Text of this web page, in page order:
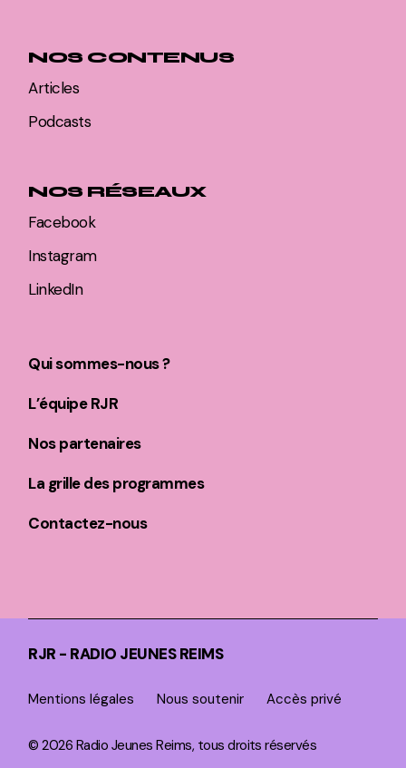
NOS CONTENUS
Articles
Podcasts
NOS RÉSEAUX
Facebook
Instagram
LinkedIn
Qui sommes-nous ?
L’équipe RJR
Nos partenaires
La grille des programmes
Contactez-nous
RJR - RADIO JEUNES REIMS
Mentions légales Nous soutenir Accès privé
© 2026 Radio Jeunes Reims, tous droits réservés